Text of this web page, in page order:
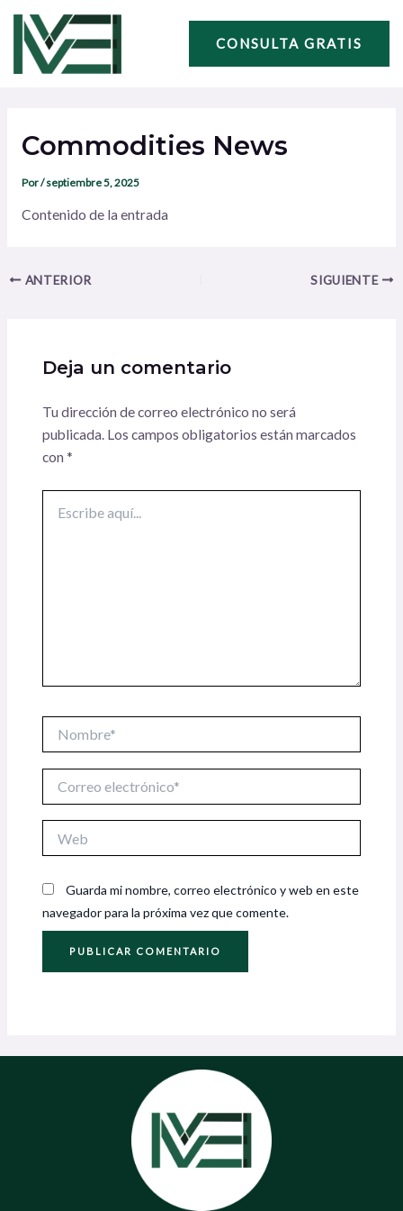
contenido
CONSULTA GRATIS
Commodities News
Por/septiembre 5, 2025
Contenido de la entrada
entradas
ANTERIOR SIGUIENTE
Deja un comentario
Tu dirección de correo electrónico no será
publicada. Los campos obligatorios están marcados
con *
aquí...
electrónico*
Guarda mi nombre, correo electrónico y web en este
navegador para la próxima vez que comente.